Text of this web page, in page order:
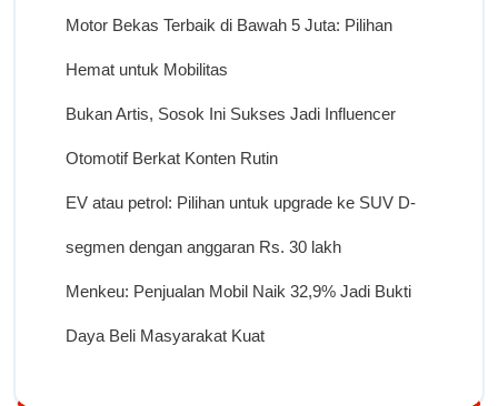
Motor Bekas Terbaik di Bawah 5 Juta: Pilihan
Hemat untuk Mobilitas
Bukan Artis, Sosok Ini Sukses Jadi Influencer
Otomotif Berkat Konten Rutin
EV atau petrol: Pilihan untuk upgrade ke SUV D-
segmen dengan anggaran Rs. 30 lakh
Menkeu: Penjualan Mobil Naik 32,9% Jadi Bukti
Daya Beli Masyarakat Kuat